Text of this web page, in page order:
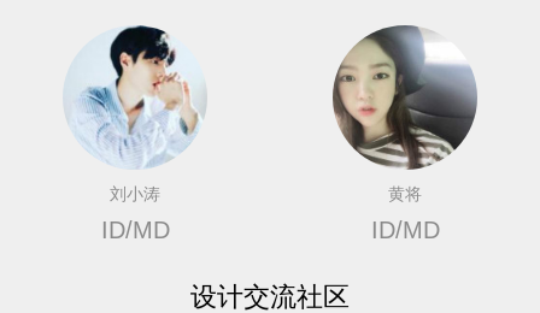
刘小涛
ID/MD
黄将
ID/MD
设计交流社区